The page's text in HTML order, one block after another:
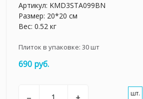
Артикул: KMD3STA099BN
Размер: 20*20 см
Вес: 0.52 кг
Плиток в упаковке: 30шт
690 руб.
шт.